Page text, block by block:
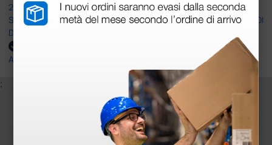
24 Maggio 2026
SONO UN CLIENTE SODDISFATTO E CHE APPREZZA LA SERIETA' DI
DOCTOR SHOP
Acquirente verificato
;
Iscriviti alla newsletter e ottieni il buono
sconto di benvenuto